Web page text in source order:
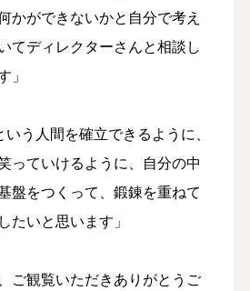
かができないかと自分で考え
てディレクターさんと相談し
」
う人間を確立できるように、
っていけるように、自分の中
盤をつくって、鍛錬を重ねて
たいと思います」
ご観覧いただきありがとうご